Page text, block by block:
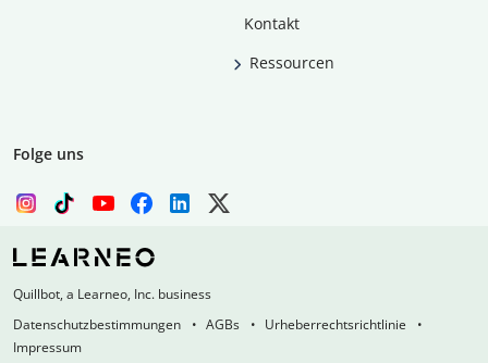
Kontakt
Ressourcen
Folge uns
Quillbot, a Learneo, Inc. business
Datenschutzbestimmungen
AGBs
Urheberrechtsrichtlinie
Impressum